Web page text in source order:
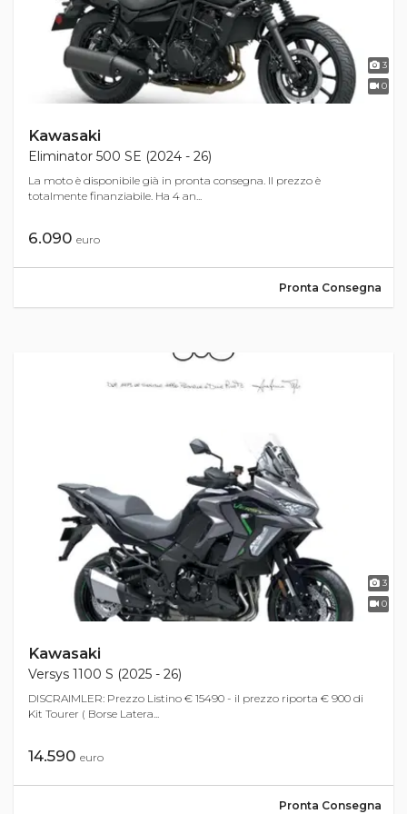
3
0
Kawasaki
Eliminator 500 SE (2024 - 26)
La moto è disponibile già in pronta consegna. Il prezzo è
totalmente finanziabile. Ha 4 an...
6.090 euro
Pronta Consegna
3
0
Kawasaki
Versys 1100 S (2025 - 26)
DISCRAIMLER: Prezzo Listino € 15490 - il prezzo riporta € 900 di
Kit Tourer ( Borse Latera...
14.590 euro
Pronta Consegna